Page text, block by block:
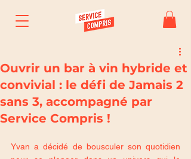
Ouvrir un bar à vin hybride et
convivial : le défi de Jamais 2
sans 3, accompagné par
Service Compris !
Yvan a décidé de bousculer son quotidien